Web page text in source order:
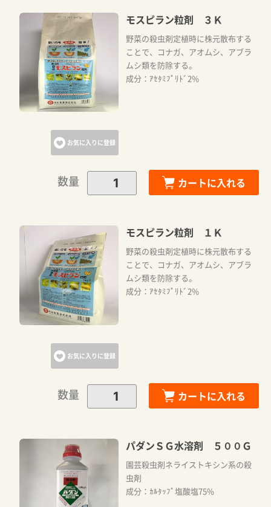
お気に入りに登録
モスピラン粒剤 ３Ｋ
野菜の殺虫剤定植時に株元散布する
ことで、コナガ、アオムシ、アブラ
ムシ類を防除する。
成分：ｱｾﾀﾐﾌﾟﾘﾄﾞ2%
数量 カートに入れる
お気に入りに登録
モスピラン粒剤 １Ｋ
野菜の殺虫剤定植時に株元散布する
ことで、コナガ、アオムシ、アブラ
ムシ類を防除する。
成分：ｱｾﾀﾐﾌﾟﾘﾄﾞ2%
数量 カートに入れる
パダンＳＧ水溶剤 ５００Ｇ
園芸殺虫剤ネライストキシン系の殺
虫剤
成分：ｶﾙﾀｯﾌﾟ塩酸塩75%